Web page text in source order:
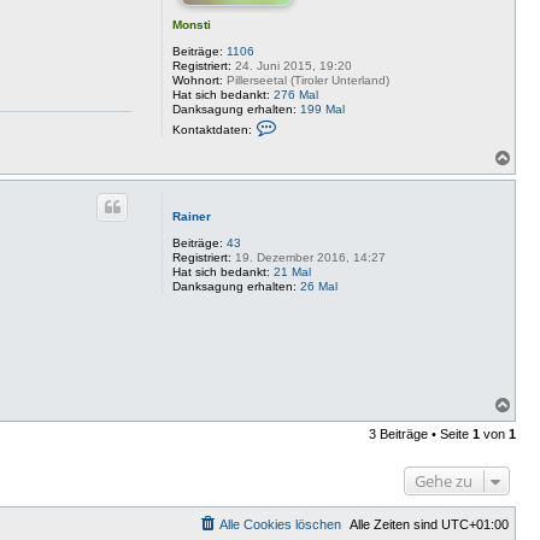
Monsti
Beiträge: 1106
Registriert: 24. Juni 2015, 19:20
Wohnort: Pillerseetal (Tiroler Unterland)
Hat sich bedankt: 276 Mal
Danksagung erhalten: 199 Mal
Kontaktdaten:
a
e
a
Rainer
Beiträge: 43
Registriert: 19. Dezember 2016, 14:27
Hat sich bedankt: 21 Mal
Danksagung erhalten: 26 Mal
a
c
e
3 Beiträge • Seite 1 von 1
Gehe zu
Alle Zeiten sind UTC+01:00
Alle Cookies löschen